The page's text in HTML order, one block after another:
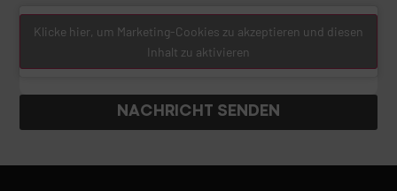
Klicke hier, um Marketing-Cookies zu akzeptieren und diesen
Inhalt zu aktivieren
NACHRICHT SENDEN